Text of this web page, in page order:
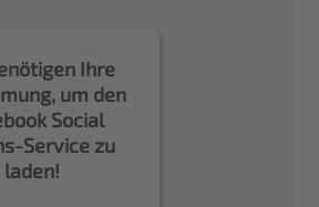
Ihre
um den
Social
Service zu
laden!